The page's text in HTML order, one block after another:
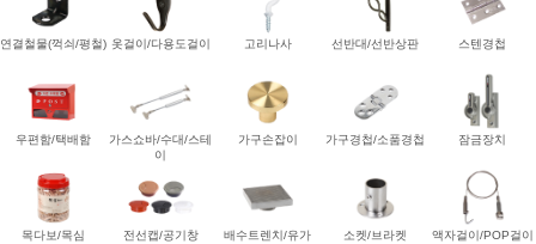
연결철물(꺽쇠/평철) 옷걸이/다용도걸이 고리나사 선반대/선반상판 스텐경첩
우편함/택배함
가스쇼바/수대/스테
이
가구손잡이 가구경첩/소품경첩 잠금장치
목다보/목심 전선캡/공기창 배수트렌치/유가 소켓/브라켓 액자걸이/POP걸이